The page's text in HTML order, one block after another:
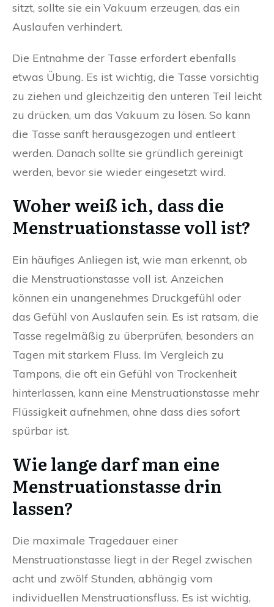
sitzt, sollte sie ein Vakuum erzeugen, das ein
Auslaufen verhindert.
Die Entnahme der Tasse erfordert ebenfalls
etwas Übung. Es ist wichtig, die Tasse vorsichtig
zu ziehen und gleichzeitig den unteren Teil leicht
zu drücken, um das Vakuum zu lösen. So kann
die Tasse sanft herausgezogen und entleert
werden. Danach sollte sie gründlich gereinigt
werden, bevor sie wieder eingesetzt wird.
Woher weiß ich, dass die
Menstruationstasse voll ist?
Ein häufiges Anliegen ist, wie man erkennt, ob
die Menstruationstasse voll ist. Anzeichen
können ein unangenehmes Druckgefühl oder
das Gefühl von Auslaufen sein. Es ist ratsam, die
Tasse regelmäßig zu überprüfen, besonders an
Tagen mit starkem Fluss. Im Vergleich zu
Tampons, die oft ein Gefühl von Trockenheit
hinterlassen, kann eine Menstruationstasse mehr
Flüssigkeit aufnehmen, ohne dass dies sofort
spürbar ist.
Wie lange darf man eine
Menstruationstasse drin
lassen?
Die maximale Tragedauer einer
Menstruationstasse liegt in der Regel zwischen
acht und zwölf Stunden, abhängig vom
individuellen Menstruationsfluss. Es ist wichtig,